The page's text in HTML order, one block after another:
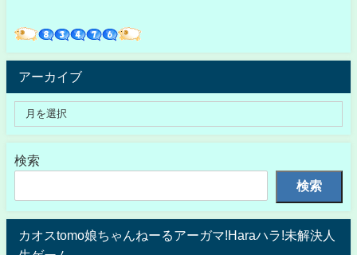
アーカイブ
検索
検索
カオスtomo娘ちゃんねーるアーガマ!Haraハラ!未解決人